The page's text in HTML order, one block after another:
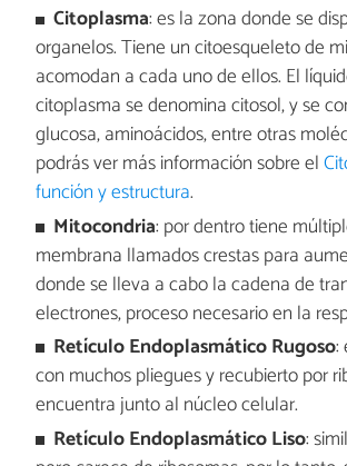
Citoplasma: es la zona donde se
organelos. Tiene un citoesqueleto de
acomodan a cada uno de ellos. El
citoplasma se denomina citosol, y se
glucosa, aminoácidos, entre otras
podrás ver más información sobre el
función y estructura.
Mitocondria: por dentro tiene
membrana llamados crestas para
donde se lleva a cabo la cadena de
electrones, proceso necesario en la
RetículoEndoplasmáticoRugoso:
con muchos pliegues y recubierto por
encuentra junto al núcleo celular.
RetículoEndoplasmáticoLiso: